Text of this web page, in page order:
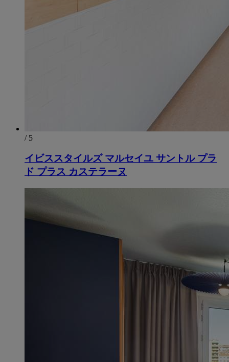
/ 5
イビススタイルズ マルセイユ サントル プラ
ド プラス カステラーヌ